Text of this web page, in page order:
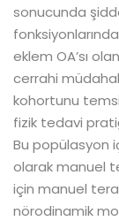
sonucunda
eklem OA’sı
cerrahi
kohortunu
fizik tedavi
Bu popülasyon
olarak manuel
için manuel
nörodinamik